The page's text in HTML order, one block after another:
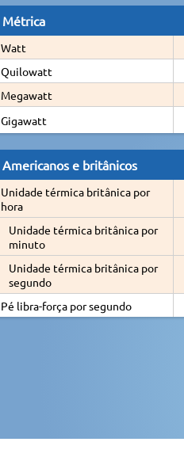
Métrica
Watt
Quilowatt
Megawatt
Gigawatt
Americanos e britânicos
Unidade térmica britânica por
hora
Unidade térmica britânica por
minuto
Unidade térmica britânica por
segundo
Pé libra-força por segundo